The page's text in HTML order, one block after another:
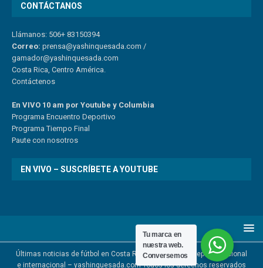
CONTÁCTANOS
Llámanos: 506+ 83150394
Correo: prensa@yashinquesada.com /
gamador@yashinquesada.com
Costa Rica, Centro América.
Contáctenos
En VIVO 10 am por Youtube y Columbia
Programa Encuentro Deportivo
Programa Tiempo Final
Paute con nosotros
EN VIVO – SUSCRÍBETE A YOUTUBE
Últimas noticias de fútbol en Costa Rica | Noticias del deporte nacional
e internacional – yashinquesada.com Todos los derechos reservados
Tu marca en
nuestra web.
Conversemos